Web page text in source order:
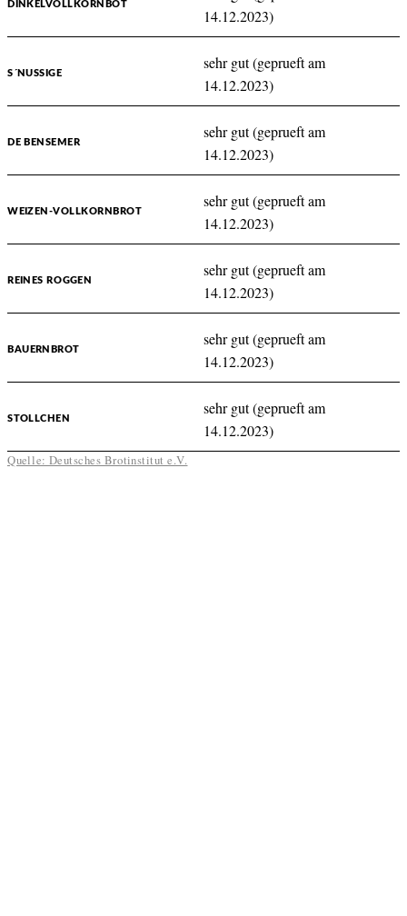
DINKELVOLLKORNBOT
14.12.2023)
S´NUSSIGE
sehr gut (geprueft am
14.12.2023)
DE BENSEMER
sehr gut (geprueft am
14.12.2023)
WEIZEN-VOLLKORNBROT
sehr gut (geprueft am
14.12.2023)
REINES ROGGEN
sehr gut (geprueft am
14.12.2023)
BAUERNBROT
sehr gut (geprueft am
14.12.2023)
STOLLCHEN
sehr gut (geprueft am
14.12.2023)
Quelle: Deutsches Brotinstitut e.V.